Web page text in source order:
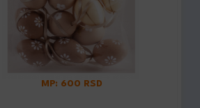
MP: 600 RSD